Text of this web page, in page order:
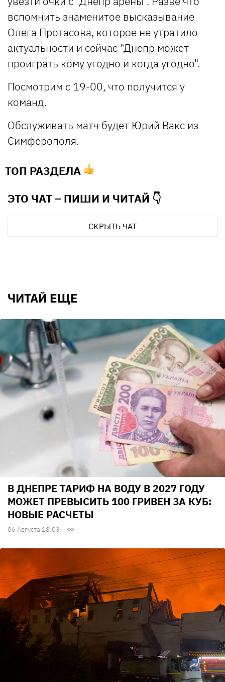
вспомнить знаменитое высказывание
Олега Протасова, которое не утратило
актуальности и сейчас "Днепр может
проиграть кому угодно и когда угодно".
Посмотрим с 19-00, что получится у
команд.
Обслуживать матч будет Юрий Вакс из
Симферополя.
ТОП РАЗДЕЛА
ЭТО ЧАТ – ПИШИ И ЧИТАЙ 👇
СКРЫТЬ ЧАТ
ЧИТАЙ ЕЩЕ
В ДНЕПРЕ ТАРИФ НА ВОДУ В 2027 ГОДУ
МОЖЕТ ПРЕВЫСИТЬ 100 ГРИВЕН ЗА КУБ:
НОВЫЕ РАСЧЕТЫ
06 Августа 18:03